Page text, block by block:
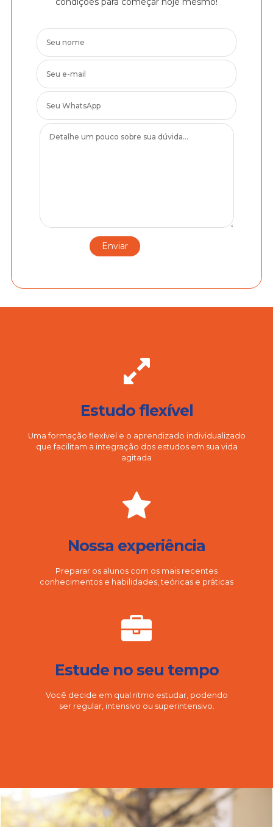
Estudo flexível
Uma formação flexível e o aprendizado individualizado
que facilitam a integração dos estudos em sua vida
agitada
Nossa experiência
Preparar os alunos com os mais recentes
conhecimentos e habilidades, teóricas e práticas
Estude no seu tempo
Você decide em qual ritmo estudar, podendo
ser regular, intensivo ou superintensivo.